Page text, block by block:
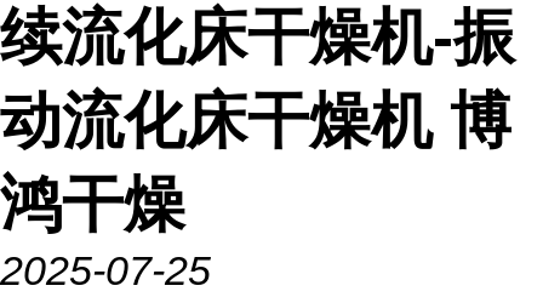
续流化床干燥机-振
动流化床干燥机 博
鸿干燥
2025-07-25